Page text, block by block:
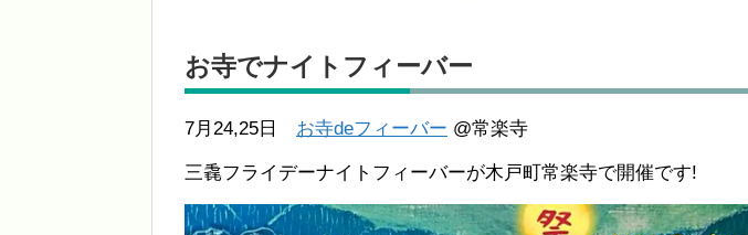
お寺でナイトフィーバー
7月24,25日 お寺deフィーバー @常楽寺
三毳フライデーナイトフィーバーが木戸町常楽寺で開催です!